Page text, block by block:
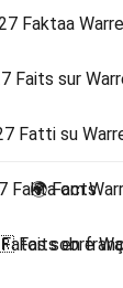
Faktaa
sur
Fatti su
om
sobre
🌍 Facts
Faits en